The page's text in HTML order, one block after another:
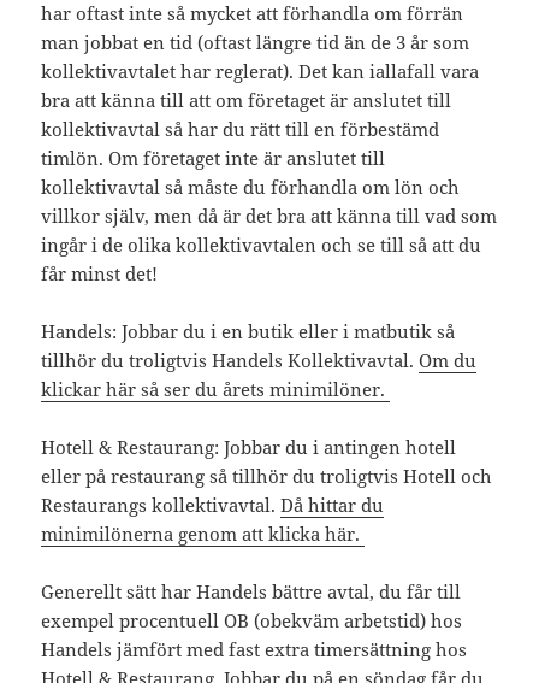
har oftast inte så mycket att förhandla om förrän
man jobbat en tid (oftast längre tid än de 3 år som
kollektivavtalet har reglerat). Det kan iallafall vara
bra att känna till att om företaget är anslutet till
kollektivavtal så har du rätt till en förbestämd
timlön. Om företaget inte är anslutet till
kollektivavtal så måste du förhandla om lön och
villkor själv, men då är det bra att känna till vad som
ingår i de olika kollektivavtalen och se till så att du
får minst det!
Handels: Jobbar du i en butik eller i matbutik så
tillhör du troligtvis Handels Kollektivavtal.Om du
klickar här så ser du årets minimilöner.
Hotell & Restaurang: Jobbar du i antingen hotell
eller på restaurang så tillhör du troligtvis Hotell och
Restaurangs kollektivavtal.Då hittar du
minimilönerna genom att klicka här.
Generellt sätt har Handels bättre avtal, du får till
exempel procentuell OB (obekväm arbetstid) hos
Handels jämfört med fast extra timersättning hos